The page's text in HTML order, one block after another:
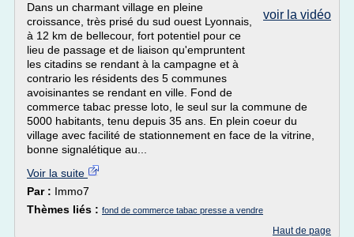
voir la vidéo
Dans un charmant village en pleine
croissance, très prisé du sud ouest Lyonnais,
à 12 km de bellecour, fort potentiel pour ce
lieu de passage et de liaison qu'empruntent
les citadins se rendant à la campagne et à
contrario les résidents des 5 communes
avoisinantes se rendant en ville. Fond de
commerce tabac presse loto, le seul sur la commune de
5000 habitants, tenu depuis 35 ans. En plein coeur du
village avec facilité de stationnement en face de la vitrine,
bonne signalétique au...
Voir la suite
Par : Immo7
Thèmes liés : fond de commerce tabac presse a vendre
Haut de page